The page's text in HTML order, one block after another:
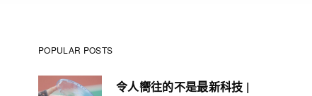
POPULAR POSTS
令人嚮往的不是最新科技 |